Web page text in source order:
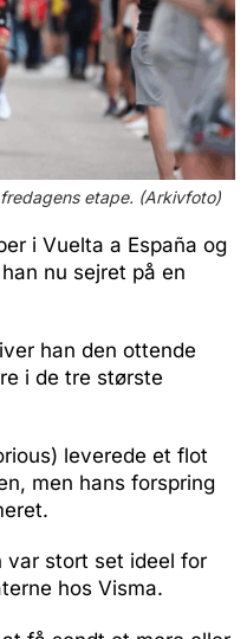
etape. (Arkivfoto)
i Vuelta a España og
nu sejret på en
han den ottende
i de tre største
leverede et flot
men hans forspring
var stort set ideel for
hos Visma.